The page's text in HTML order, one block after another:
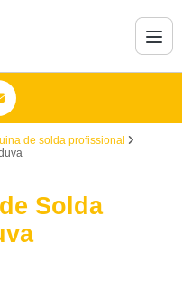
de solda profissional
Solda